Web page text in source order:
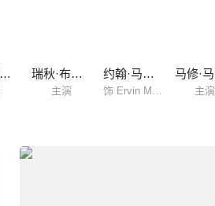
凯南·朗斯代尔 瑞秋·布罗斯纳安
主演
约翰·马加罗
主演